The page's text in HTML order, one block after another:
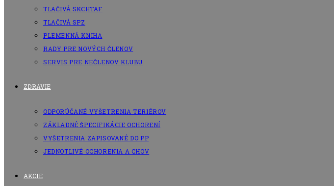
TLAČIVÁ SKCHTAF
TLAČIVÁ SPZ
PLEMENNÁ KNIHA
RADY PRE NOVÝCH ČLENOV
SERVIS PRE NEČLENOV KLUBU
ZDRAVIE
ODPORÚČANÉ VYŠETRENIA TERIÉROV
ZÁKLADNÉ ŠPECIFIKÁCIE OCHORENÍ
VYŠETRENIA ZAPISOVANÉ DO PP
JEDNOTLIVÉ OCHORENIA A CHOV
AKCIE